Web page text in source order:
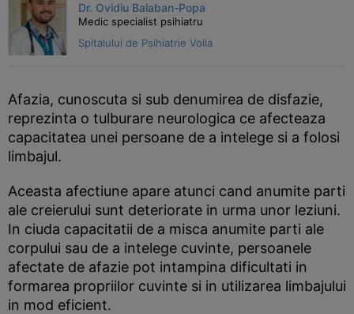
Dr. Ovidiu Balaban-Popa
Medic specialist psihiatru
Spitalului de Psihiatrie Voila
Afazia, cunoscuta si sub denumirea de disfazie,
reprezinta o tulburare neurologica ce afecteaza
capacitatea unei persoane de a intelege si a folosi
limbajul.
Aceasta afectiune apare atunci cand anumite parti
ale creierului sunt deteriorate in urma unor leziuni.
In ciuda capacitatii de a misca anumite parti ale
corpului sau de a intelege cuvinte, persoanele
afectate de afazie pot intampina dificultati in
formarea propriilor cuvinte si in utilizarea limbajului
in mod eficient.